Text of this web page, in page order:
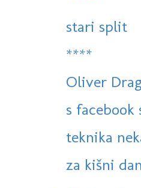
stari split
****
Oliver
s
teknika
za kišni